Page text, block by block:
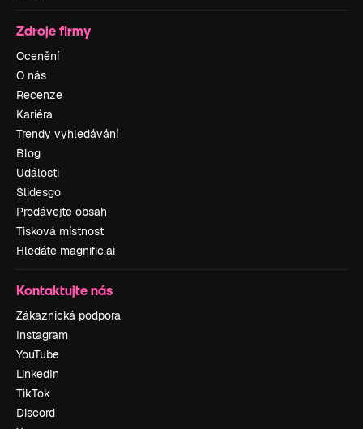
Zdroje firmy
Ocenění
O nás
Recenze
Kariéra
Trendy vyhledávání
Blog
Události
Slidesgo
Prodávejte obsah
Tisková místnost
Hledáte magnific.ai
Kontaktujte nás
Zákaznická podpora
Instagram
YouTube
LinkedIn
TikTok
Discord